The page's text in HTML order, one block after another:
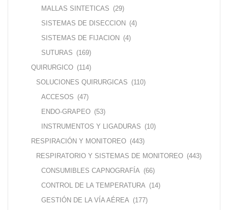
MALLAS SINTETICAS (29)
SISTEMAS DE DISECCION (4)
SISTEMAS DE FIJACION (4)
SUTURAS (169)
QUIRURGICO (114)
SOLUCIONES QUIRURGICAS (110)
ACCESOS (47)
ENDO-GRAPEO (53)
INSTRUMENTOS Y LIGADURAS (10)
RESPIRACIÓN Y MONITOREO (443)
RESPIRATORIO Y SISTEMAS DE MONITOREO (443)
CONSUMIBLES CAPNOGRAFÍA (66)
CONTROL DE LA TEMPERATURA (14)
GESTIÓN DE LA VÍA AÉREA (177)